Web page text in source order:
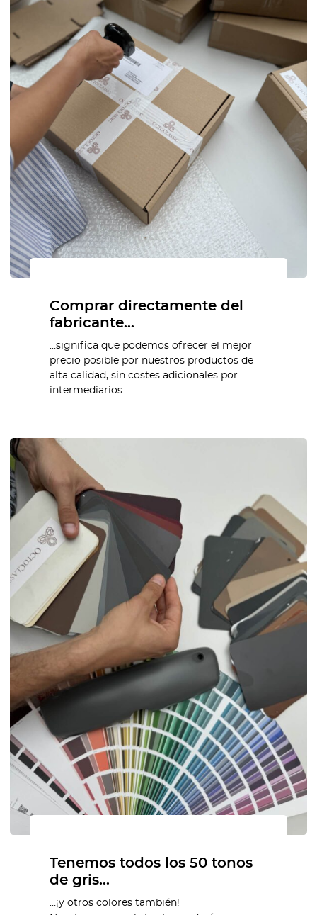
Comprar directamente del
fabricante…
…significa que podemos ofrecer el mejor
precio posible por nuestros productos de
alta calidad, sin costes adicionales por
intermediarios.
Tenemos todos los 50 tonos
de gris…
…¡y otros colores también!